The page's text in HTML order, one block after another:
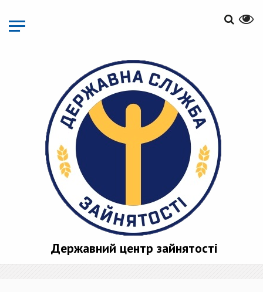
основного
матеріалу
Державний центр зайнятості